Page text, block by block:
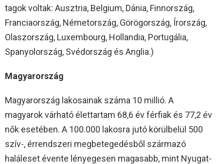
tagok voltak: Ausztria, Belgium, Dánia, Finnország,
Franciaország, Németország, Görögország, Írország,
Olaszország, Luxembourg, Hollandia, Portugália,
Spanyolország, Svédország és Anglia.)
Magyarország
Magyarország lakosainak száma 10 millió. A
magyarok várható élettartam 68,6 év férfiak és 77,2 év
nők esetében. A 100.000 lakosra jutó körülbelül 500
szív-, érrendszeri megbetegedésből származó
haláleset évente lényegesen magasabb, mint Nyugat-